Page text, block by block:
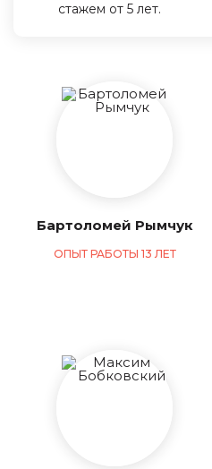
стажем от 5 лет.
Бартоломей Рымчук
ОПЫТ РАБОТЫ 13 ЛЕТ